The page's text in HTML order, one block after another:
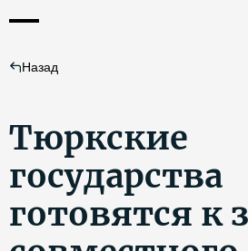
Назад
Тюркские
государства
готовятся к